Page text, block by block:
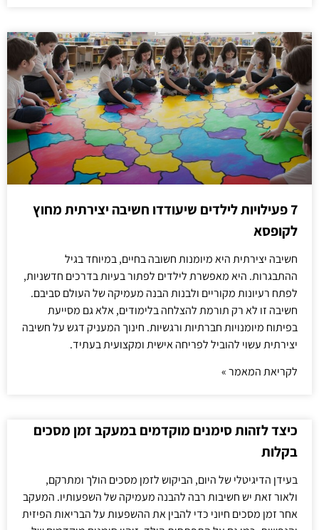
7 פעילויות לילדים שיעודדו חשיבה יצירתית מחוץ
לקופסא
חשיבה יצירתית היא מיומנות חשובה בחיים, במיוחד בגיל
ההתבגרות. היא מאפשרת לילדים לפתור בעיות בדרכים חדשניות,
לפתח רעיונות מקוריים ולבנות הבנה מעמיקה של העולם סביבם.
חשיבה זו לא רק תורמת להצלחה בלימודים, אלא גם מסייעת
בפיתוח מיומנויות חברתיות ורגשיות. חינוך המעניק דגש על חשיבה
יצירתית עשוי להוביל לפריחה אישית ומקצועית בעתיד.
לקריאת המאמר »
כיצד לזהות סימנים מוקדמים במעקב זמן מסכים
בקלות
בעידן הדיגיטלי של היום, הביקוש לזמן מסכים הולך ומתרקם,
ולאור זאת יש חשיבות רבה להבנה מעמיקה של השפעותיו. המעקב
אחר זמן מסכים חיוני כדי להבין את ההשפעות על הבריאות הפיזית